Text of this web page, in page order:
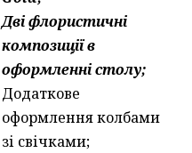
Дві флористичні
композиції в
оформленні столу;
Додаткове
оформлення колбами
зі свічками;